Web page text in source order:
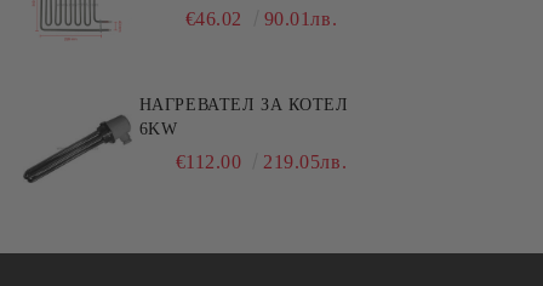
HTS006HR
€46.02 90.01лв.
НАГРЕВАТЕЛ ЗА КОТЕЛ
6KW
€112.00 219.05лв.